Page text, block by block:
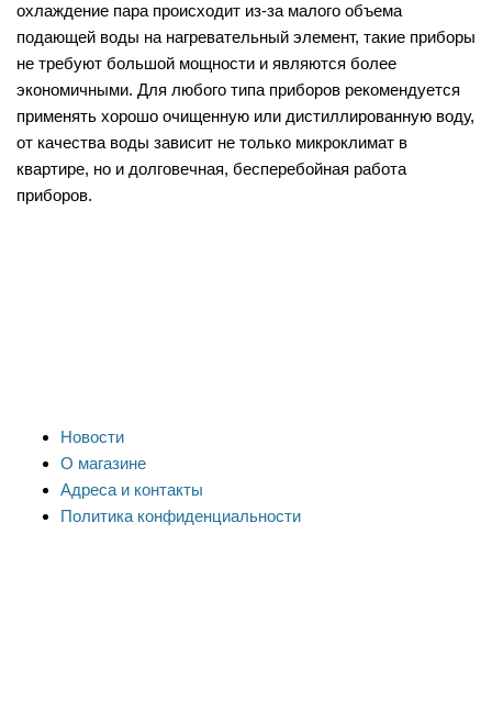
охлаждение пара происходит из-за малого объема
подающей воды на нагревательный элемент, такие приборы
не требуют большой мощности и являются более
экономичными. Для любого типа приборов рекомендуется
применять хорошо очищенную или дистиллированную воду,
от качества воды зависит не только микроклимат в
квартире, но и долговечная, бесперебойная работа
приборов.
Новости
О магазине
Адреса и контакты
Политика конфиденциальности